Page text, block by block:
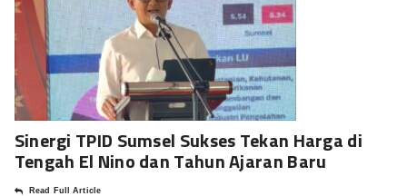
Sinergi TPID Sumsel Sukses Tekan Harga di
Tengah El Nino dan Tahun Ajaran Baru
Read Full Article